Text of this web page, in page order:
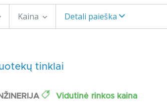
Kaina Detali paieška
tinklai
Vidutinė rinkos kaina